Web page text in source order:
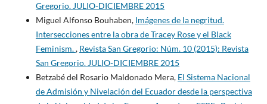
Gregorio. JULIO-DICIEMBRE 2015
Miguel Alfonso Bouhaben, Imágenes de la negritud.
Intersecciones entre la obra de Tracey Rose y el Black
Feminism., Revista San Gregorio: Núm. 10 (2015): Revista
San Gregorio. JULIO-DICIEMBRE 2015
Betzabé del Rosario Maldonado Mera, El Sistema Nacional
de Admisión y Nivelación del Ecuador desde la perspectiva